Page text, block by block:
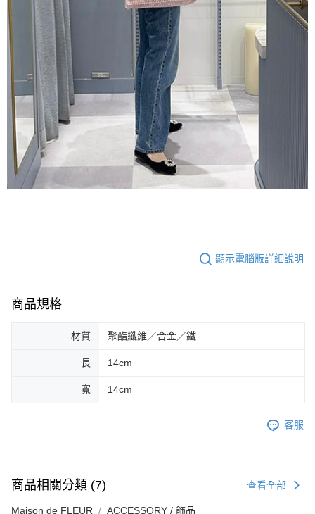
顯示電腦版詳細說明
商品規格
材質 聚酯纖維／合金／鐵
長 14cm
寬 14cm
客服
商品相關分類 (7) 查看全部
Maison de FLEUR ACCESSORY / 飾品